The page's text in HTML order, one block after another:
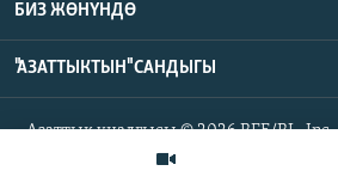
БИЗ ЖӨНҮНДӨ
"АЗАТТЫКТЫН" САНДЫГЫ
Азаттык үналгысы © 2026 RFE/RL,